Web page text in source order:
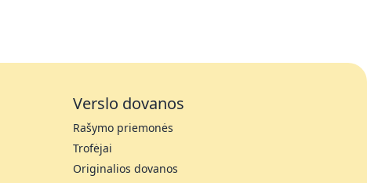
Verslo dovanos
Rašymo priemonės
Trofėjai
Originalios dovanos